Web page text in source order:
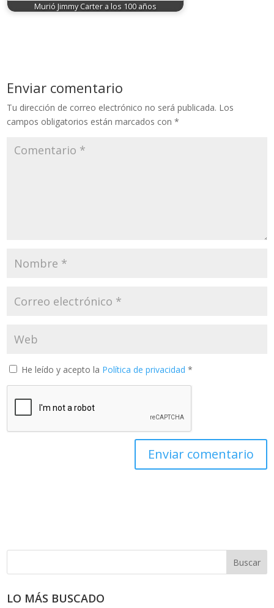
Murió Jimmy Carter a los 100 años
Enviar comentario
Tu dirección de correo electrónico no será publicada. Los
campos obligatorios están marcados con*
He leído y acepto la Política de privacidad*
Buscar
LO MÁS BUSCADO